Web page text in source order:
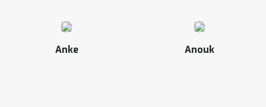
Anke Anouk